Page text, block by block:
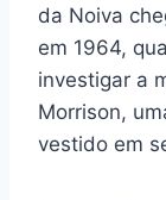
da Noiva
em 1964,
investigar a
Morrison,
vestido em